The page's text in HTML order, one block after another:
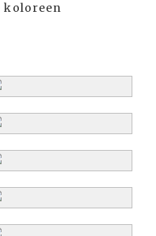
koloreen